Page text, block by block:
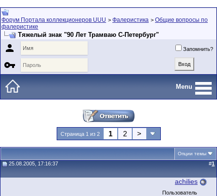
Форум Портала коллекционеров UUU > Фалеристика > Общие вопросы по
фалеристике
Тяжелый знак "90 Лет Трамваю С-Петербург"
 Запомнить?

Menu
Страница 1 из 2 1 2 >
Опции темы
25.08.2005, 17:16:37 #1
achilies
Пользователь